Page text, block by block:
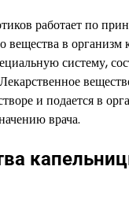
работает по
вещества в организм
систему,
и подается в
врача.